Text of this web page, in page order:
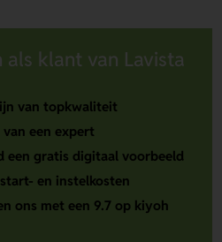
klant van Lavista
van topkwaliteit
een expert
een gratis digitaal voorbeeld
en instelkosten
ons met een 9.7 op kiyoh